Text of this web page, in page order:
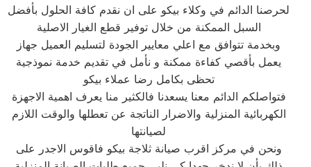
لحرصنا الدائم في وكلاء بيكو على ان نقدم كافة الحلول بأفضل
السبل الممكنة من خلال توفير قطع الغيار الاصلية
وبخدمة تتوافق مع اعلي معايير الجودة لتسليم العميل جهاز
يعمل بأقصي كفاءة ممكنة و نأمل في تقديم خدمة نموذجية
تحظى بكامل رضا عملاء بيكو
فتواصلكم الدائم معنا يسعدنا فالكثير منا يعرف اهمية الاجهزة
الكهربائية المنزلية والاضرار الناتجة عن تعطلها والوقت اللازم
لصيانتها
ونحن في مركز اقرب صيانة ثلاجة بيكو فاقوس الاجدر على